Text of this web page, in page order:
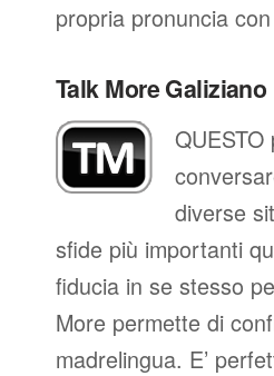
propria pronuncia
Talk More Galiziano
diverse
sfide più importanti
fiducia in se stesso
More permette di
madrelingua. E’